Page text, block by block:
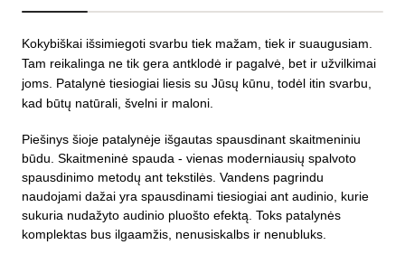
Kokybiškai išsimiegoti svarbu tiek mažam, tiek ir suaugusiam.
Tam reikalinga ne tik gera antklodė ir pagalvė, bet ir užvilkimai
joms. Patalynė tiesiogiai liesis su Jūsų kūnu, todėl itin svarbu,
kad būtų natūrali, švelni ir maloni.
Piešinys šioje patalynėje išgautas spausdinant skaitmeniniu
būdu. Skaitmeninė spauda - vienas moderniausių spalvoto
spausdinimo metodų ant tekstilės. Vandens pagrindu
naudojami dažai yra spausdinami tiesiogiai ant audinio, kurie
sukuria nudažyto audinio pluošto efektą. Toks patalynės
komplektas bus ilgaamžis, nenusiskalbs ir nenubluks.